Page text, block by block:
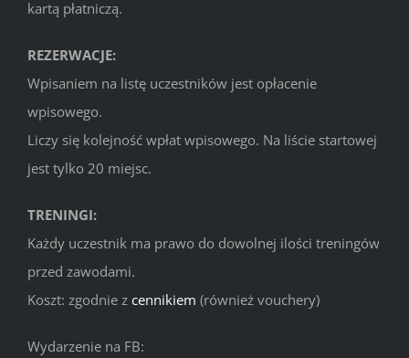
kartą płatniczą.
REZERWACJE:
Wpisaniem na listę uczestników jest opłacenie
wpisowego.
Liczy się kolejność wpłat wpisowego. Na liście startowej
jest tylko 20 miejsc.
TRENINGI:
Każdy uczestnik ma prawo do dowolnej ilości treningów
przed zawodami.
Koszt: zgodnie z cennikiem (również vouchery)
Wydarzenie na FB: